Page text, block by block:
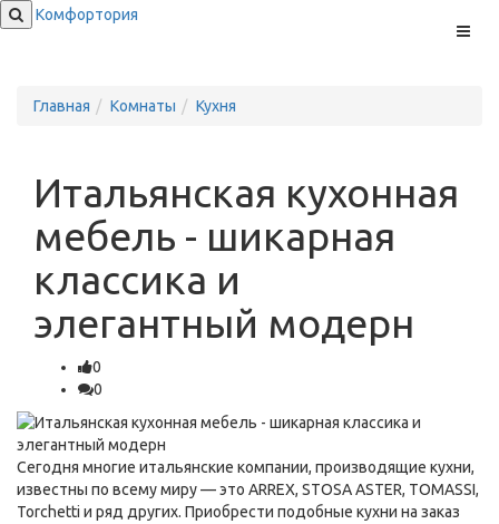
Меню
Комфортория
Главная Комнаты Кухня
Итальянская кухонная
мебель - шикарная
классика и
элегантный модерн
0
0
Сегодня многие итальянские компании, производящие кухни,
известны по всему миру — это ARREX, STOSA ASTER, TOMASSI,
Torchetti и ряд других. Приобрести подобные кухни на заказ